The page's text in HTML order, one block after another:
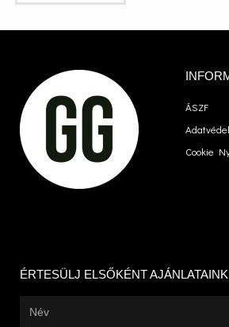
ÁSZF
Cookie
ÉRTESÜLJ ELSŐKÉNT